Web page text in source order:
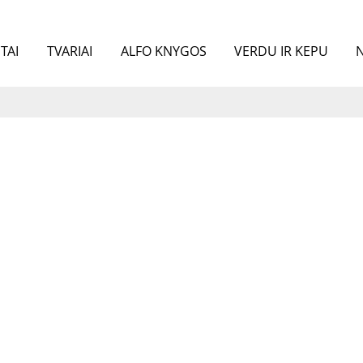
TVARIAI ALFO KNYGOS VERDU IR KEPU